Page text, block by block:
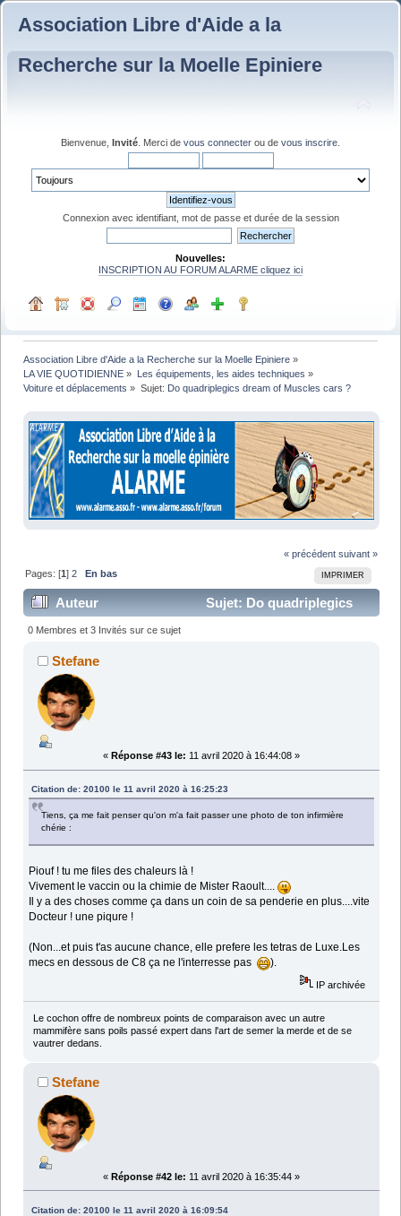
Association Libre d'Aide a la
Recherche sur la Moelle Epiniere
Bienvenue, Invité . Merci de vous connecter ou de vous inscrire
Connexion avec identifiant, mot de passe et durée de la session
Nouvelles:
INSCRIPTION AU FORUM ALARME cliquez ici
Association Libre d'Aide a la Recherche sur la Moelle Epiniere »
LA VIE QUOTIDIENNE » Les équipements, les aides techniques »
Voiture et déplacements » Sujet: Do quadriplegics dream of Muscles cars ?
« précédent suivant »
IMPRIMER
Pages: [1]2 En bas
Auteur
Sujet: Do quadriplegics
dream of Muscles cars ? (Lu 37628 fois)
0 Membres et 3 Invités sur ce sujet
Stefane
« Réponse #43 le: 11 avril 2020 à 16:44:08 »
Citation de: 20100 le 11 avril 2020 à 16:25:23
Tiens, ça me fait penser qu'on m'a fait passer une photo de ton infirmière
chérie :
Piouf ! tu me files des chaleurs là !
Vivement le vaccin ou la chimie de Mister Raoult....
Il y a des choses comme ça dans un coin de sa penderie en plus....vite
Docteur ! une piqure !
(Non...et puis t'as aucune chance, elle prefere les tetras de Luxe.Les
mecs en dessous de C8 ça ne l'interresse pas
).
IP archivée
Le cochon offre de nombreux points de comparaison avec un autre
mammifère sans poils passé expert dans l'art de semer la merde et de se
vautrer dedans.
Stefane
« Réponse #42 le: 11 avril 2020 à 16:35:44 »
Citation de: 20100 le 11 avril 2020 à 16:09:54